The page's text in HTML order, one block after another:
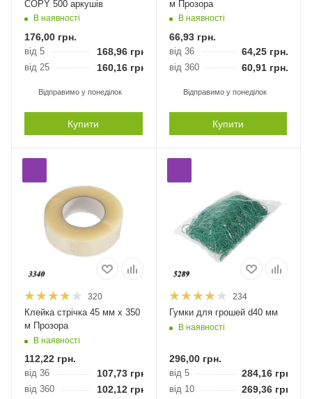
COPY 500 аркушів
В наявності
176,00 грн.
від 5 168,96 грн.
від 25 160,16 грн.
Відправимо у понеділок
Купити
м Прозора
В наявності
66,93грн.
від 36 64,25грн.
від 360 60,91грн.
Відправимо у понеділок
Купити
320
Клейка стрічка 45 мм х 350
м Прозора
В наявності
112,22 грн.
від 36 107,73 грн.
від 360 102,12 грн.
234
Гумки для грошей d40 мм
В наявності
296,00грн.
від 5 284,16грн.
від 10 269,36грн.